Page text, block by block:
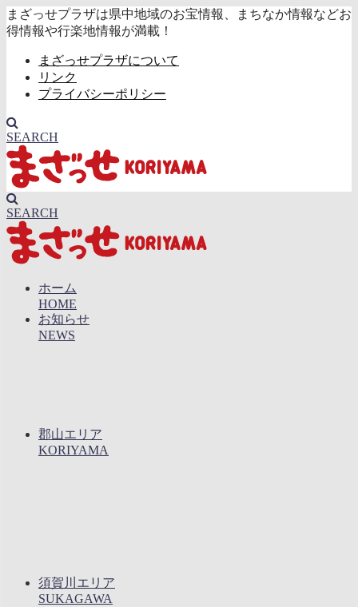
まざっせプラザは県中地域のお宝情報、まちなか情報などお
得情報や行楽地情報が満載！
まざっせプラザについて
リンク
プライバシーポリシー
SEARCH
SEARCH
ホーム
HOME
お知らせ
NEWS
郡山エリア
KORIYAMA
須賀川エリア
SUKAGAWA